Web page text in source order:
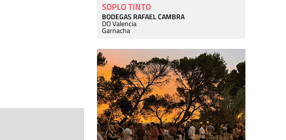
SOPLO TINTO
BODEGAS RAFAEL CAMBRA
DO Valencia
Garnacha